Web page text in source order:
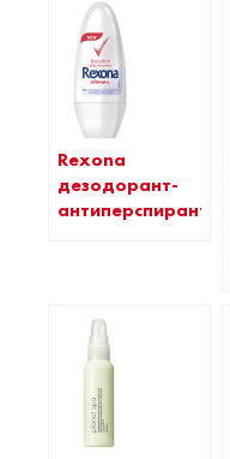
Rexona
дезодорант-
антиперспирант